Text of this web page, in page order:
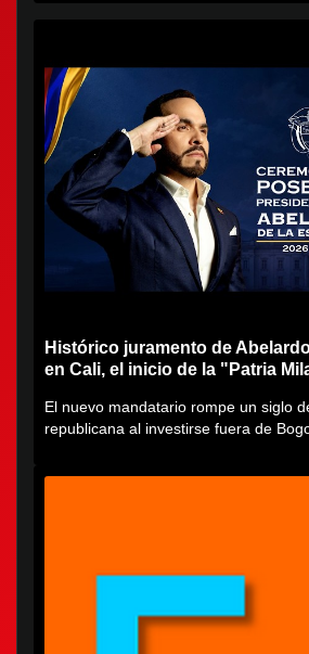
Histórico juramento de
en Cali, el inicio de la "Patria
El nuevo mandatario rompe un siglo
republicana al investirse fuera de